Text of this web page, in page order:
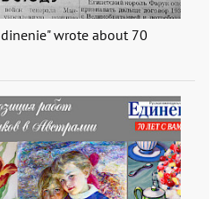
wrote about 70